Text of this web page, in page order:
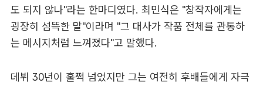
도 되지 않나"라는 한마디였다. 최민식은 "창작자에게는
굉장히 섬뜩한 말"이라며 "그 대사가 작품 전체를 관통하
는 메시지처럼 느껴졌다"고 말했다.
데뷔 30년이 훌쩍 넘었지만 그는 여전히 후배들에게 자극